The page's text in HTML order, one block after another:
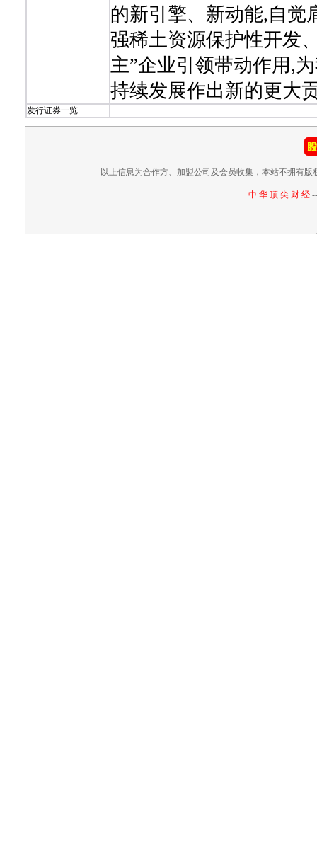
的新引擎、新动能,自觉
强稀土资源保护性开发
主”企业引领带动作用,
持续发展作出新的更大
发行证券一览
以上信息为合作方、加盟公司及会员收集，本站不拥有
中 华 顶 尖 财 经